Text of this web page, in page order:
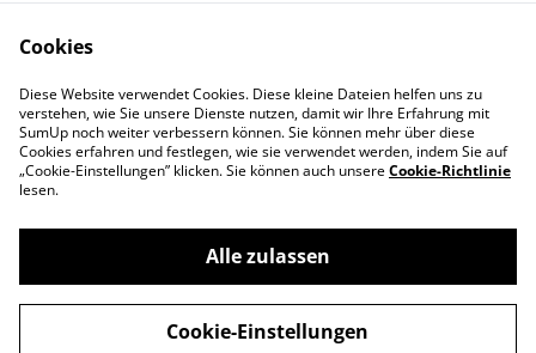
Datenschutz
Cookie-Richtlinie
Impressum
©2026Pellet-Reitberger GbR
powered by
Cookies
Diese Website verwendet Cookies. Diese kleine Dateien helfen uns zu
verstehen, wie Sie unsere Dienste nutzen, damit wir Ihre Erfahrung mit
SumUp noch weiter verbessern können. Sie können mehr über diese
Cookies erfahren und festlegen, wie sie verwendet werden, indem Sie auf
„Cookie-Einstellungen” klicken. Sie können auch unsereCookie-Richtlinie
lesen.
Alle zulassen
Cookie-Einstellungen